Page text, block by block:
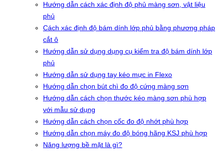
Hướng dẫn cách xác định độ phủ màng sơn, vật liệu
phủ
Cách xác định độ bám dính lớp phủ bằng phương pháp
cắt ô
Hướng dẫn sử dụng dụng cụ kiểm tra độ bám dính lớp
phủ
Hướng dẫn sử dụng tay kéo mực in Flexo
Hướng dẫn chọn bút chì đo độ cứng màng sơn
Hướng dẫn cách chọn thước kéo màng sơn phù hợp
với mẫu sử dụng
Hướng dẫn cách chọn cốc đo độ nhớt phù hợp
Hướng dẫn chọn máy đo độ bóng hãng KSJ phù hợp
Năng lượng bề mặt là gì?